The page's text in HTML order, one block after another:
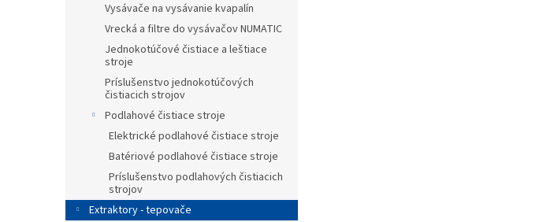
Vysávače na vysávanie kvapalín
Vrecká a filtre do vysávačov NUMATIC
Jednokotúčové čistiace a leštiace
stroje
Príslušenstvo jednokotúčových
čistiacich strojov
Podlahové čistiace stroje
Elektrické podlahové čistiace stroje
Batériové podlahové čistiace stroje
Príslušenstvo podlahových čistiacich
strojov
Extraktory - tepovače